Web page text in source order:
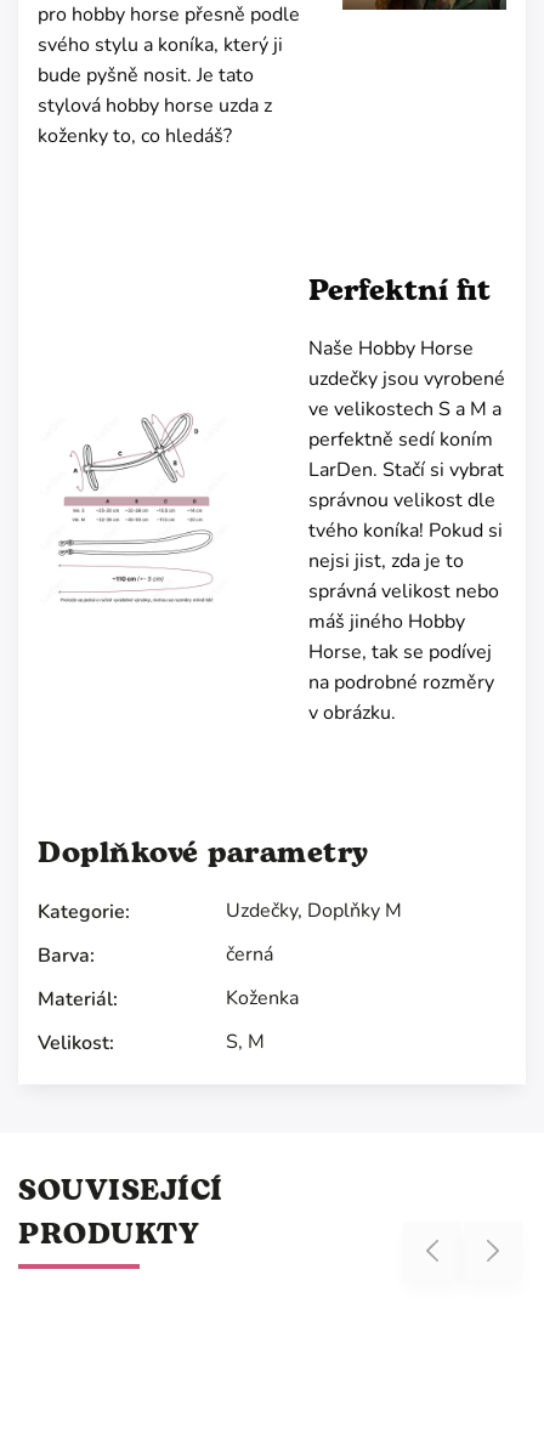
pro hobby horse přesně podle
svého stylu a koníka, který ji
bude pyšně nosit. Je tato
stylová hobby horse uzda z
koženky to, co hledáš?
Perfektní fit
Naše Hobby Horse
uzdečky jsou vyrobené
ve velikostech S a M a
perfektně sedí koním
LarDen. Stačí si vybrat
správnou velikost dle
tvého koníka! Pokud si
nejsi jist, zda je to
správná velikost nebo
máš jiného Hobby
Horse, tak se podívej
na podrobné rozměry
v obrázku.
Doplňkové parametry
Kategorie: Uzdečky, Doplňky M
Barva:
černá
Materiál:
Koženka
Velikost: S, M
SOUVISEJÍCÍ
PRODUKTY
Previous Next